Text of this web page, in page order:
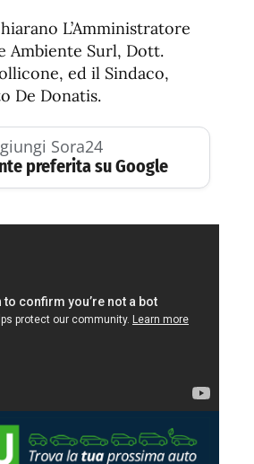
L’Amministratore
Ambiente Surl, Dott.
ed il Sindaco,
De Donatis.
Sora24
preferita su Google